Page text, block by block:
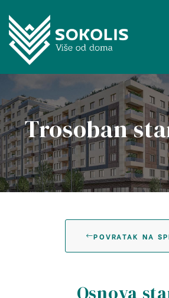
Trosoban
POVRATAK NA
Osnova